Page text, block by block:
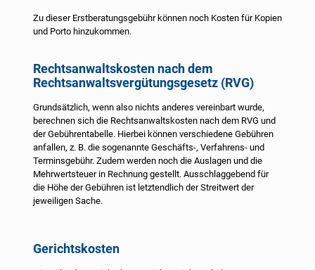
Zu dieser Erstberatungsgebühr können noch Kosten für Kopien
und Porto hinzukommen.
Rechtsanwaltskosten nach dem
Rechtsanwaltsvergütungsgesetz (RVG)
Grundsätzlich, wenn also nichts anderes vereinbart wurde,
berechnen sich die Rechtsanwaltskosten nach dem RVG und
der Gebührentabelle. Hierbei können verschiedene Gebühren
anfallen, z. B. die sogenannte Geschäfts-, Verfahrens- und
Terminsgebühr. Zudem werden noch die Auslagen und die
Mehrwertsteuer in Rechnung gestellt. Ausschlaggebend für
die Höhe der Gebühren ist letztendlich der Streitwert der
jeweiligen Sache.
Gerichtskosten